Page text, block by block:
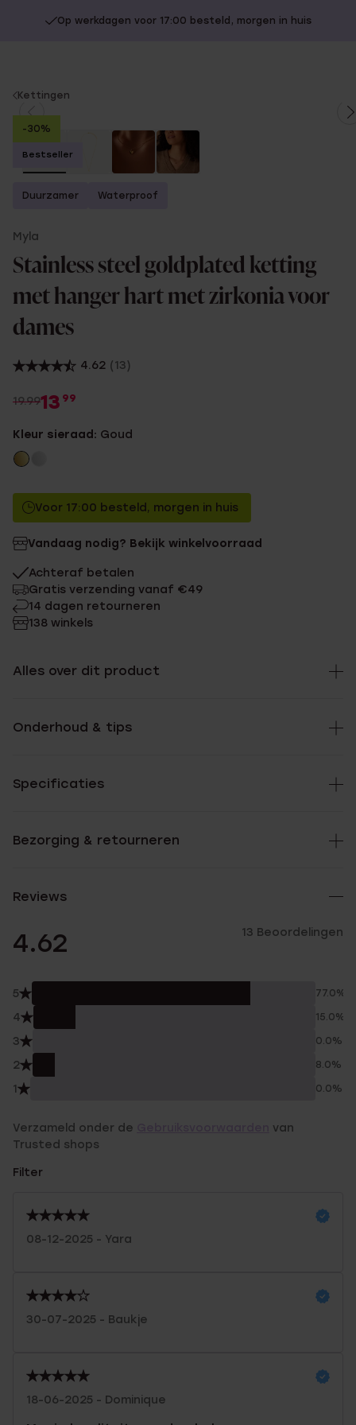
Op werkdagen voor 17:00 besteld, morgen in huis
You
are
here:
Kettingen
-30%
Bestseller
Duurzamer Waterproof
Myla
Stainless steel goldplated ketting
met hanger hart met zirkonia voor
dames
4.62 (13)
19.9913 99
Kleur sieraad: Goud
Voor 17:00 besteld, morgen in huis
Vandaag nodig? Bekijk winkelvoorraad
Achteraf betalen
Gratis verzending vanaf €49
14 dagen retourneren
138 winkels
Alles over dit product
Onderhoud & tips
Specificaties
Bezorging & retourneren
Reviews
4.62 13 Beoordelingen
5 77.0%
4 15.0%
3 0.0%
2 8.0%
1 0.0%
Verzameld onder de
van
Trusted shops
Filter
08-12-2025 - Yara
30-07-2025 - Baukje
18-06-2025 - Dominique